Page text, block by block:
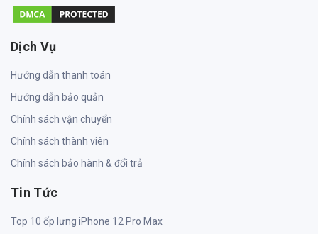
Dịch Vụ
Hướng dẫn thanh toán
Hướng dẫn bảo quản
Chính sách vận chuyển
Chính sách thành viên
Chính sách bảo hành & đổi trả
Tin Tức
Top 10 ốp lưng iPhone 12 Pro Max